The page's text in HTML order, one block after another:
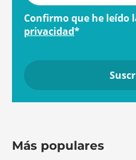
Confirmo que he leído
privacidad*
Más populares